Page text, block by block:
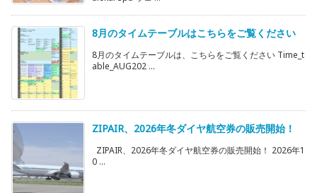
8月のタイムテーブルはこちらをご覧ください
8月のタイムテーブルは、こちらをご覧ください Time_t
able_AUG202 ...
ZIPAIR、2026年冬ダイヤ航空券の販売開始！
ZIPAIR、2026年冬ダイヤ航空券の販売開始！ 2026年1
0 ...